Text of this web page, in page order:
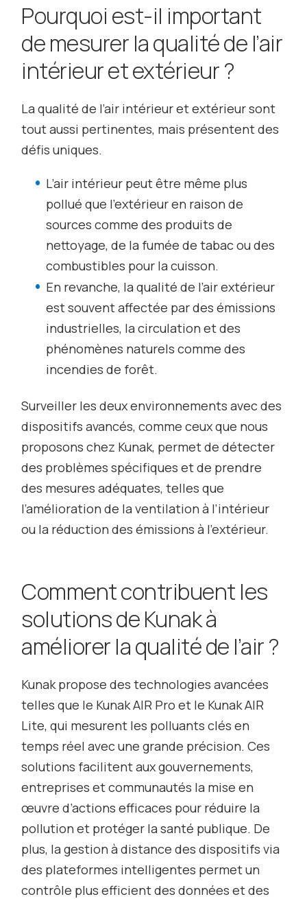
Pourquoi est-il important
de mesurer la qualité de l’air
intérieur et extérieur ?
La qualité de l’air intérieur et extérieur sont
tout aussi pertinentes, mais présentent des
défis uniques.
L’air intérieur peut être même plus
pollué que l’extérieur en raison de
sources comme des produits de
nettoyage, de la fumée de tabac ou des
combustibles pour la cuisson.
En revanche, la qualité de l’air extérieur
est souvent affectée par des émissions
industrielles, la circulation et des
phénomènes naturels comme des
incendies de forêt.
Surveiller les deux environnements avec des
dispositifs avancés, comme ceux que nous
proposons chez Kunak, permet de détecter
des problèmes spécifiques et de prendre
des mesures adéquates, telles que
l’amélioration de la ventilation à l’intérieur
ou la réduction des émissions à l’extérieur.
Comment contribuent les
solutions de Kunak à
améliorer la qualité de l’air ?
Kunak propose des technologies avancées
telles que le Kunak AIR Pro et le Kunak AIR
Lite, qui mesurent les polluants clés en
temps réel avec une grande précision. Ces
solutions facilitent aux gouvernements,
entreprises et communautés la mise en
œuvre d’actions efficaces pour réduire la
pollution et protéger la santé publique. De
plus, la gestion à distance des dispositifs via
des plateformes intelligentes permet un
contrôle plus efficient des données et des